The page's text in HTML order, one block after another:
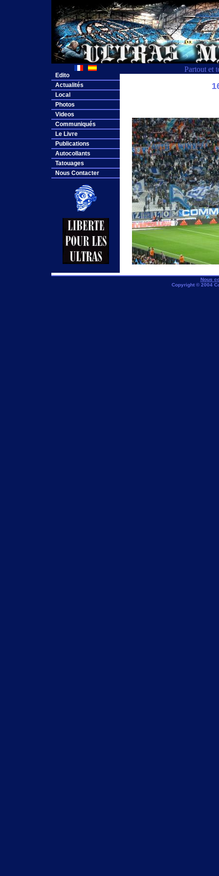
Partout et
Edito
Actualités
Local
Photos
Videos
Communiqués
Le Livre
Publications
Autocollants
Tatouages
Nous Contacter
Nous
Copyright © 2004